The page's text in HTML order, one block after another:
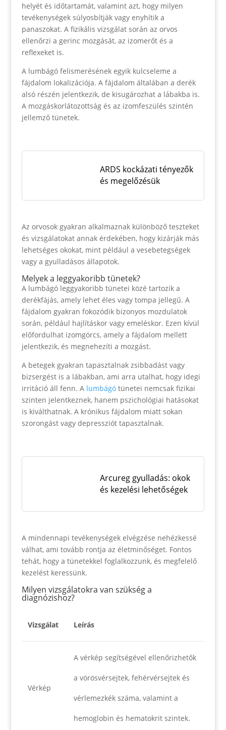
helyét és időtartamát, valamint azt, hogy milyen
tevékenységek súlyosbítják vagy enyhítik a
panaszokat. A fizikális vizsgálat során az orvos
ellenőrzi a gerinc mozgását, az izomerőt és a
reflexeket is.
A lumbágó felismerésének egyik kulcseleme a
fájdalom lokalizációja. A fájdalom általában a derék
alsó részén jelentkezik, de kisugározhat a lábakba is.
A mozgáskorlátozottság és az izomfeszülés szintén
jellemző tünetek.
ARDS kockázati tényezők
és megelőzésük
Az orvosok gyakran alkalmaznak különböző teszteket
és vizsgálatokat annak érdekében, hogy kizárják más
lehetséges okokat, mint például a vesebetegségek
vagy a gyulladásos állapotok.
Melyek a leggyakoribb tünetek?
A lumbágó leggyakoribb tünetei közé tartozik a
derékfájás, amely lehet éles vagy tompa jellegű. A
fájdalom gyakran fokozódik bizonyos mozdulatok
során, például hajlításkor vagy emeléskor. Ezen kívül
előfordulhat izomgörcs, amely a fájdalom mellett
jelentkezik, és megnehezíti a mozgást.
A betegek gyakran tapasztalnak zsibbadást vagy
bizsergést is a lábakban, ami arra utalhat, hogy idegi
irritáció áll fenn. A lumbágótünetei nemcsak fizikai
szinten jelentkeznek, hanem pszichológiai hatásokat
is kiválthatnak. A krónikus fájdalom miatt sokan
szorongást vagy depressziót tapasztalnak.
Arcureg gyulladás: okok
és kezelési lehetőségek
A mindennapi tevékenységek elvégzése nehézkessé
válhat, ami tovább rontja az életminőséget. Fontos
tehát, hogy a tünetekkel foglalkozzunk, és megfelelő
kezelést keressünk.
Milyen vizsgálatokra van szükség a
diagnózishoz?
Vizsgálat Leírás
Vérkép
A vérkép segítségével ellenőrizhetők
a vörösvérsejtek, fehérvérsejtek és
vérlemezkék száma, valamint a
hemoglobin és hematokrit szintek.